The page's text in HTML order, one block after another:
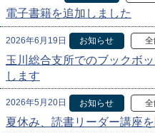
電子書籍を追加しました
2026年6月19日 お知らせ 全
玉川総合支所でのブックボ
します
2026年5月20日 お知らせ 全
夏休み、読書リーダー講座